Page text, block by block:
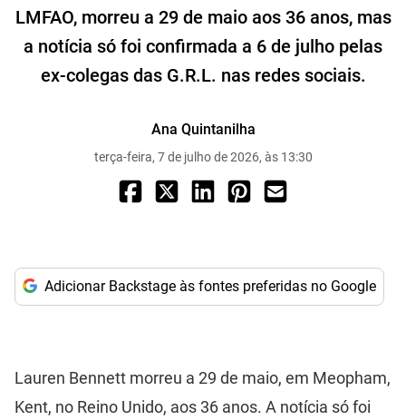
LMFAO, morreu a 29 de maio aos 36 anos, mas
a notícia só foi confirmada a 6 de julho pelas
ex-colegas das G.R.L. nas redes sociais.
Ana Quintanilha
terça-feira, 7 de julho de 2026, às 13:30
Adicionar Backstage às fontes preferidas no Google
Lauren Bennett morreu a 29 de maio, em Meopham,
Kent, no Reino Unido, aos 36 anos. A notícia só foi